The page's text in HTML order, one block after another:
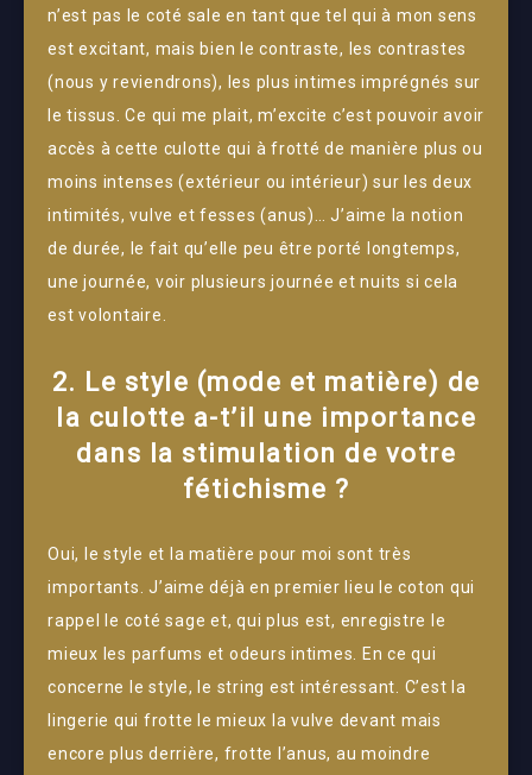
n’est pas le coté sale en tant que tel qui à mon sens
est excitant, mais bien le contraste, les contrastes
(nous y reviendrons), les plus intimes imprégnés sur
le tissus. Ce qui me plait, m’excite c’est pouvoir avoir
accès à cette culotte qui à frotté de manière plus ou
moins intenses (extérieur ou intérieur) sur les deux
intimités, vulve et fesses (anus)… J’aime la notion
de durée, le fait qu’elle peu être porté longtemps,
une journée, voir plusieurs journée et nuits si cela
est volontaire.
2. Le style (mode et matière) de
la culotte a-t’il une importance
dans la stimulation de votre
fétichisme ?
Oui, le style et la matière pour moi sont très
importants. J’aime déjà en premier lieu le coton qui
rappel le coté sage et, qui plus est, enregistre le
mieux les parfums et odeurs intimes. En ce qui
concerne le style, le string est intéressant. C’est la
lingerie qui frotte le mieux la vulve devant mais
encore plus derrière, frotte l’anus, au moindre